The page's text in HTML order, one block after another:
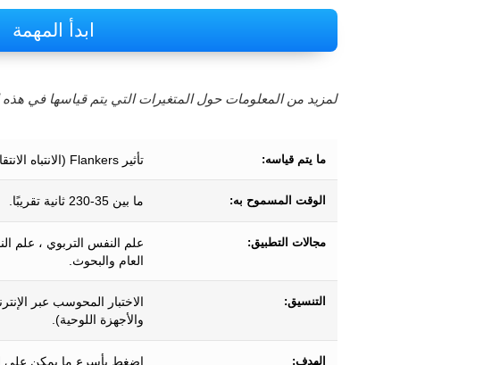
ابدأ المهمة
لمزيد من المعلومات حول المتغيرات التي يتم قياسها في هذه
ما يتم قياسه: تأثير Flankers (الانتباه الانتقائي والرقابة التنفيذية والتثبيط)
الوقت المسموح به: ما بين 35-230 ثانية تقريبًا.
مجالات التطبيق:
علم النفس التربوي ، علم
العام والبحوث.
التنسيق:
الاختبار المحوسب عبر
والأجهزة اللوحية).
الهدف:
اضغط بأسرع ما يمكن على